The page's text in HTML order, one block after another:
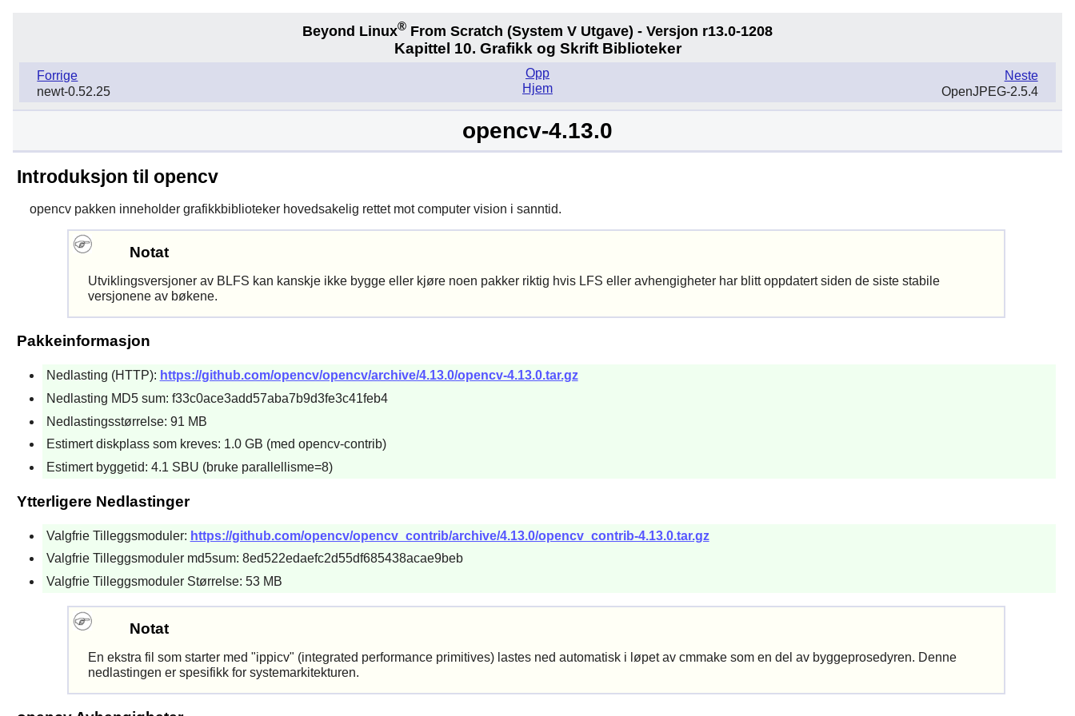
Beyond Linux® From Scratch (System V Utgave) - Versjon r13.0-1208
Kapittel 10. Grafikk og Skrift Biblioteker
Forrige
newt-0.52.25
Neste
OpenJPEG-2.5.4
Opp
Hjem
opencv-4.13.0
Introduksjon til opencv
opencvpakken inneholder grafikkbiblioteker hovedsakelig rettet mot computer vision i sanntid.
Notat
Utviklingsversjoner av BLFS kan kanskje ikke bygge eller kjøre noen pakker riktig hvis LFS eller avhengigheter har blitt oppdatert siden de siste stabile
versjonene av bøkene.
Pakkeinformasjon
Nedlasting (HTTP): https://github.com/opencv/opencv/archive/4.13.0/opencv-4.13.0.tar.gz
Nedlasting MD5 sum: f33c0ace3add57aba7b9d3fe3c41feb4
Nedlastingsstørrelse: 91 MB
Estimert diskplass som kreves: 1.0 GB (med opencv-contrib)
Estimert byggetid: 4.1 SBU (bruke parallellisme=8)
Ytterligere Nedlastinger
Valgfrie Tilleggsmoduler: https://github.com/opencv/opencv_contrib/archive/4.13.0/opencv_contrib-4.13.0.tar.gz
Valgfrie Tilleggsmoduler md5sum: 8ed522edaefc2d55df685438acae9beb
Valgfrie Tilleggsmoduler Størrelse: 53 MB
Notat
En ekstra fil som starter med "ippicv" (integrated performance primitives) lastes ned automatisk i løpet av cmmake som en del av byggeprosedyren. Denne
nedlastingen er spesifikk for systemarkitekturen.